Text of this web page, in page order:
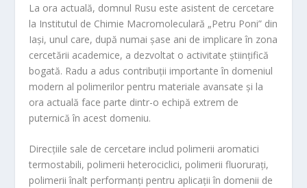
La ora actuală, domnul Rusu este asistent de cercetare
la Institutul de Chimie Macromoleculară „Petru Poni” din
Iași, unul care, după numai șase ani de implicare în zona
cercetării academice, a dezvoltat o activitate științifică
bogată. Radu a adus contribuții importante în domeniul
modern al polimerilor pentru materiale avansate și la
ora actuală face parte dintr-o echipă extrem de
puternică în acest domeniu.
Direcțiile sale de cercetare includ polimerii aromatici
termostabili, polimerii heterociclici, polimerii fluorurați,
polimerii înalt performanți pentru aplicații în domenii de